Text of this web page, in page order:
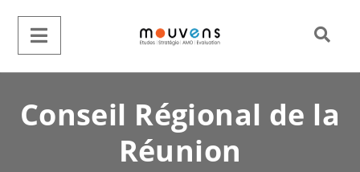
Conseil Régional de la
Réunion